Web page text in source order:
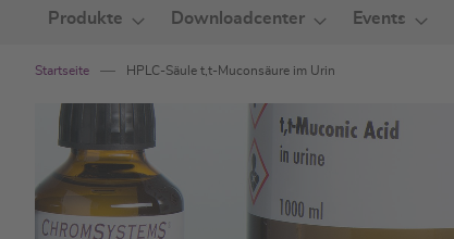
Produkte Downloadcenter Events
Startseite HPLC-Säule t,t-Muconsäure im Urin
Zum
Ende
der
Bildgalerie
springen